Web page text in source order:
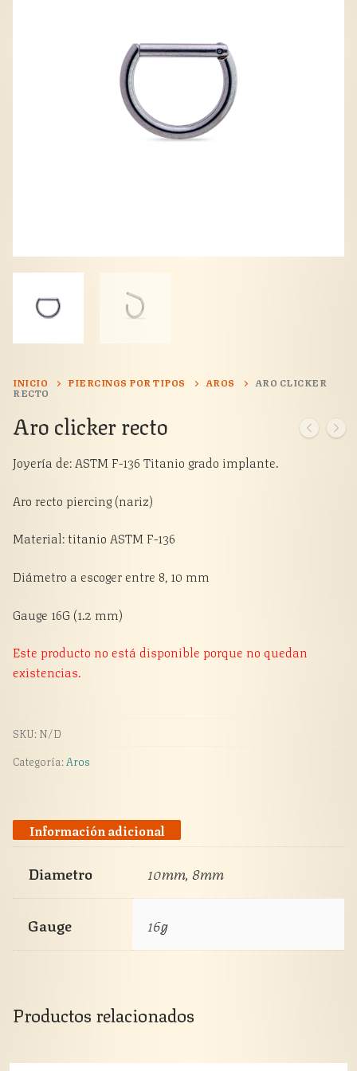
INICIO PIERCINGS POR TIPOS AROS ARO CLICKER
RECTO
Aro clicker recto
Joyería de: ASTM F-136 Titanio grado implante.
Aro recto piercing (nariz)
Material: titanio ASTM F-136
Diámetro a escoger entre 8, 10 mm
Gauge 16G (1.2 mm)
Este producto no está disponible porque no quedan
existencias.
SKU: N/D
Categoría: Aros
Información adicional
Diametro 10mm, 8mm
Gauge 16g
Productos relacionados